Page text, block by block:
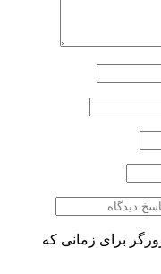
برای زمانی که